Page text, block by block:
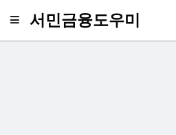
서민금융도우미